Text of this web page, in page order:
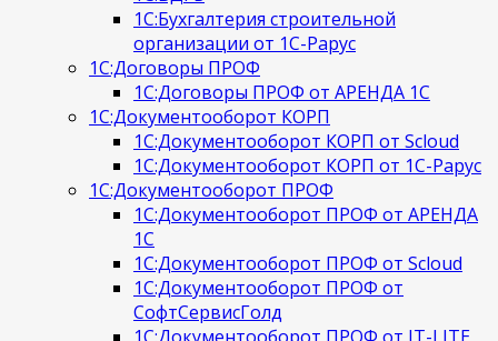
1С:Бухгалтерия строительной
организации от 1С-Рарус
1С:Договоры ПРОФ
1С:Договоры ПРОФ от АРЕНДА 1С
1С:Документооборот КОРП
1С:Документооборот КОРП от Scloud
1С:Документооборот КОРП от 1С-Рарус
1С:Документооборот ПРОФ
1С:Документооборот ПРОФ от АРЕНДА
1С
1С:Документооборот ПРОФ от Scloud
1С:Документооборот ПРОФ от
СофтСервисГолд